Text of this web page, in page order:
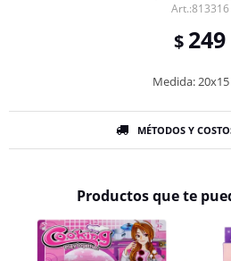
813316
$ 249
Medida:
MÉTODOS Y
Productos que te